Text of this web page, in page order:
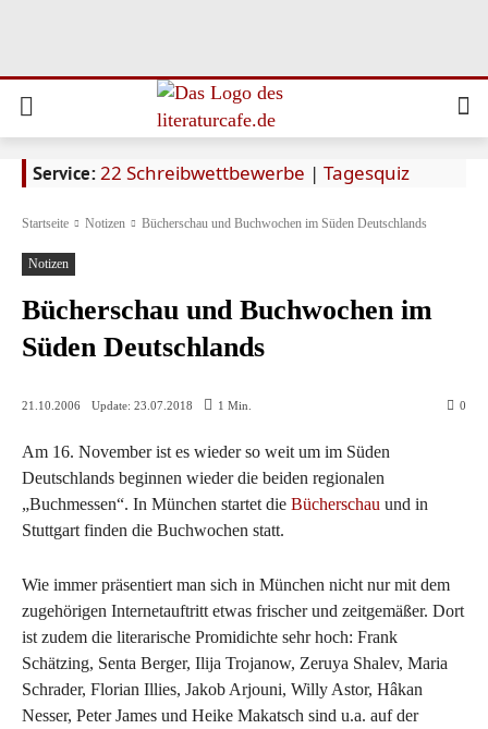
Service:22 Schreibwettbewerbe | Tagesquiz
Startseite Notizen Bücherschau und Buchwochen im Süden Deutschlands
Notizen
Bücherschau und Buchwochen im
Süden Deutschlands
21.10.2006 Update: 23.07.2018 1 Min. 0
Am 16. November ist es wieder so weit um im Süden
Deutschlands beginnen wieder die beiden regionalen
„Buchmessen“. In München startet die Bücherschau und in
Stuttgart finden die Buchwochen statt.
Wie immer präsentiert man sich in München nicht nur mit dem
zugehörigen Internetauftritt etwas frischer und zeitgemäßer. Dort
ist zudem die literarische Promidichte sehr hoch: Frank
Schätzing, Senta Berger, Ilija Trojanow, Zeruya Shalev, Maria
Schrader, Florian Illies, Jakob Arjouni, Willy Astor, Hâkan
Nesser, Peter James und Heike Makatsch sind u.a. auf der